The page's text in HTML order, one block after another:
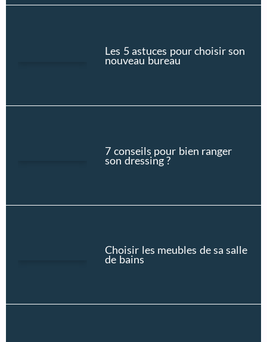
Les 5 astuces pour choisir son
nouveau bureau
7 conseils pour bien ranger
son dressing ?
Choisir les meubles de sa salle
de bains